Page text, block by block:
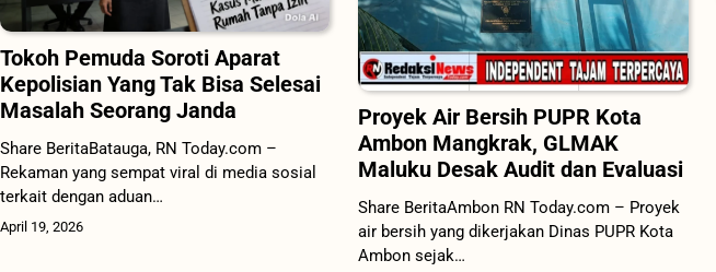
Tokoh Pemuda Soroti Aparat
Kepolisian Yang Tak Bisa Selesai
Masalah Seorang Janda
Share BeritaBatauga, RN Today.com –
Rekaman yang sempat viral di media sosial
terkait dengan aduan…
April 19, 2026
Proyek Air Bersih PUPR Kota
Ambon Mangkrak, GLMAK
Maluku Desak Audit dan Evaluasi
Share BeritaAmbon RN Today.com – Proyek
air bersih yang dikerjakan Dinas PUPR Kota
Ambon sejak…